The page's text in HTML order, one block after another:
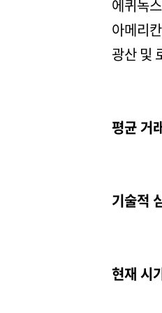
에퀴녹
아메리
광산 및
평균 거
기술적
현재 시